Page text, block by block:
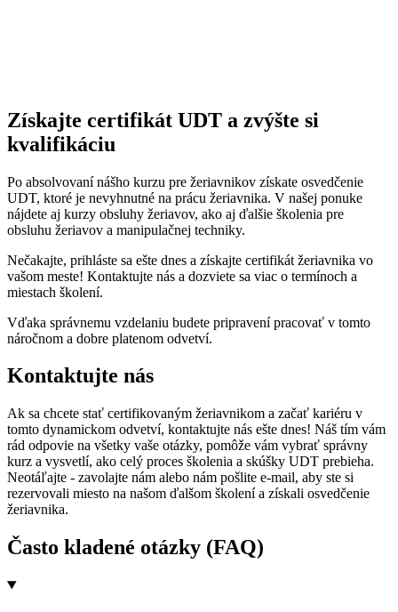
Získajte certifikát UDT a zvýšte si
kvalifikáciu
Po absolvovaní nášho kurzu pre žeriavnikov získate osvedčenie
UDT, ktoré je nevyhnutné na prácu žeriavnika. V našej ponuke
nájdete aj kurzy obsluhy žeriavov, ako aj ďalšie školenia pre
obsluhu žeriavov a manipulačnej techniky.
Nečakajte, prihláste sa ešte dnes a získajte certifikát žeriavnika vo
vašom meste! Kontaktujte nás a dozviete sa viac o termínoch a
miestach školení.
Vďaka správnemu vzdelaniu budete pripravení pracovať v tomto
náročnom a dobre platenom odvetví.
Kontaktujte nás
Ak sa chcete stať certifikovaným žeriavnikom a začať kariéru v
tomto dynamickom odvetví, kontaktujte nás ešte dnes! Náš tím vám
rád odpovie na všetky vaše otázky, pomôže vám vybrať správny
kurz a vysvetlí, ako celý proces školenia a skúšky UDT prebieha.
Neotáľajte - zavolajte nám alebo nám pošlite e-mail, aby ste si
rezervovali miesto na našom ďalšom školení a získali osvedčenie
žeriavnika.
Často kladené otázky (FAQ)